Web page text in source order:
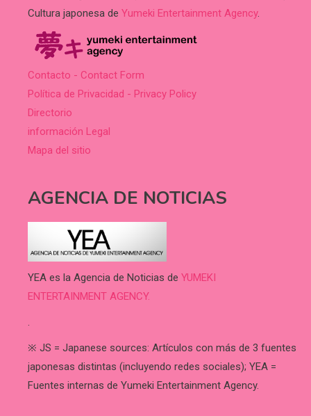
Cultura japonesa de Yumeki Entertainment Agency.
Contacto - Contact Form
Política de Privacidad - Privacy Policy
Directorio
información Legal
Mapa del sitio
AGENCIA DE NOTICIAS
YEA es la Agencia de Noticias de YUMEKI
ENTERTAINMENT AGENCY.
.
※ JS = Japanese sources: Artículos con más de 3 fuentes
japonesas distintas (incluyendo redes sociales); YEA =
Fuentes internas de Yumeki Entertainment Agency.